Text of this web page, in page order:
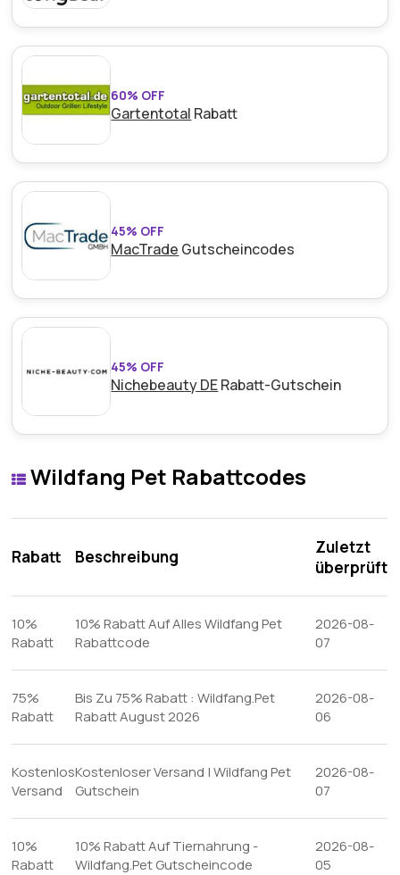
60% OFF
Gartentotal Rabatt
45% OFF
MacTrade Gutscheincodes
45% OFF
Nichebeauty DERabatt-Gutschein
Wildfang Pet Rabattcodes
Rabatt Beschreibung
Zuletzt
überprüft
10%
Rabatt
10% Rabatt Auf Alles Wildfang Pet
Rabattcode
2026-08-
07
75%
Rabatt
Bis Zu 75% Rabatt : Wildfang.Pet
Rabatt August 2026
2026-08-
06
Kostenlos
Versand
Kostenloser Versand | Wildfang Pet
Gutschein
2026-08-
07
10%
Rabatt
10% Rabatt Auf Tiernahrung -
Wildfang.Pet Gutscheincode
2026-08-
05